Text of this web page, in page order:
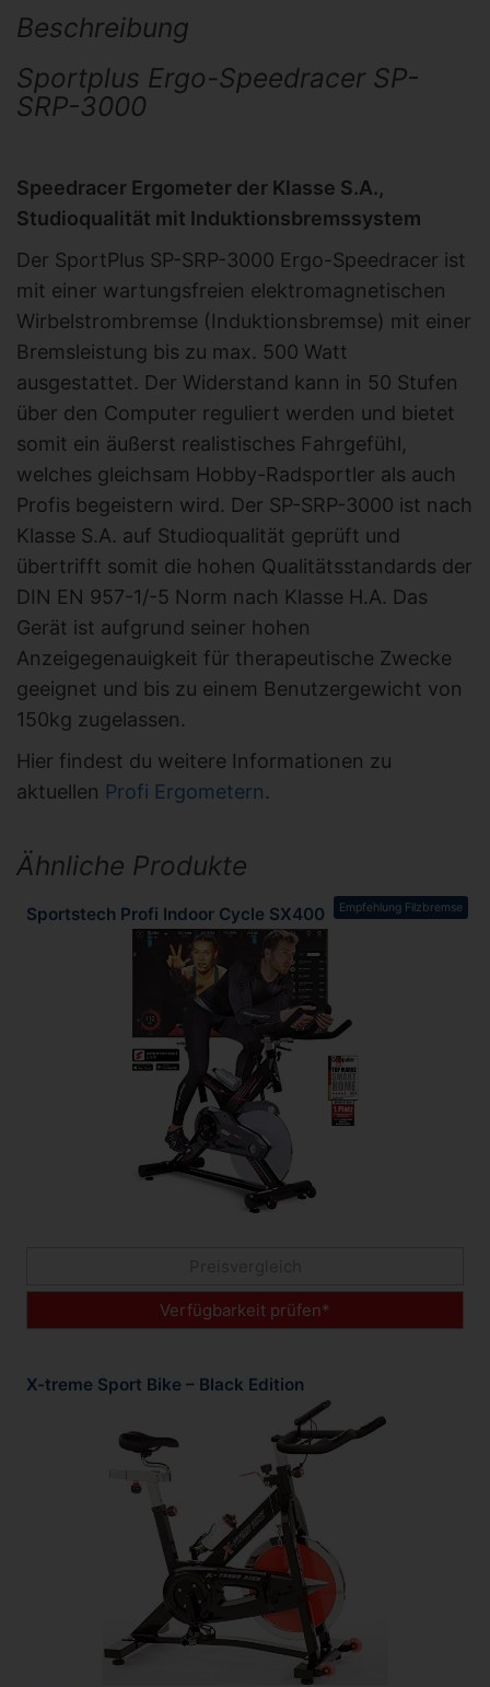
Beschreibung
Sportplus Ergo-Speedracer SP-
SRP-3000
Speedracer Ergometer der Klasse S.A.,
Studioqualität mit Induktionsbremssystem
Der SportPlus SP-SRP-3000 Ergo-Speedracer ist
mit einer wartungsfreien elektromagnetischen
Wirbelstrombremse (Induktionsbremse) mit einer
Bremsleistung bis zu max. 500 Watt
ausgestattet. Der Widerstand kann in 50 Stufen
über den Computer reguliert werden und bietet
somit ein äußerst realistisches Fahrgefühl,
welches gleichsam Hobby-Radsportler als auch
Profis begeistern wird. Der SP-SRP-3000 ist nach
Klasse S.A. auf Studioqualität geprüft und
übertrifft somit die hohen Qualitätsstandards der
DIN EN 957-1/-5 Norm nach Klasse H.A. Das
Gerät ist aufgrund seiner hohen
Anzeigegenauigkeit für therapeutische Zwecke
geeignet und bis zu einem Benutzergewicht von
150kg zugelassen.
Hier findest du weitere Informationen zu
aktuellen Profi Ergometern.
Ähnliche Produkte
Empfehlung Filzbremse
Sportstech Profi Indoor Cycle SX400
Verfügbarkeit prüfen*
X-treme Sport Bike – Black Edition